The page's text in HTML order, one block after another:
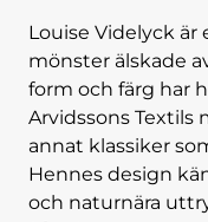
Louise Videlyck är
mönster älskade
form och färg har
Arvidssons
annat klassiker
Hennes design
och naturnära